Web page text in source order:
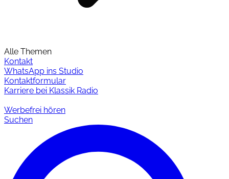
Alle Themen
Kontakt
WhatsApp ins Studio
Kontaktformular
Karriere bei Klassik Radio
Werbefrei hören
Suchen